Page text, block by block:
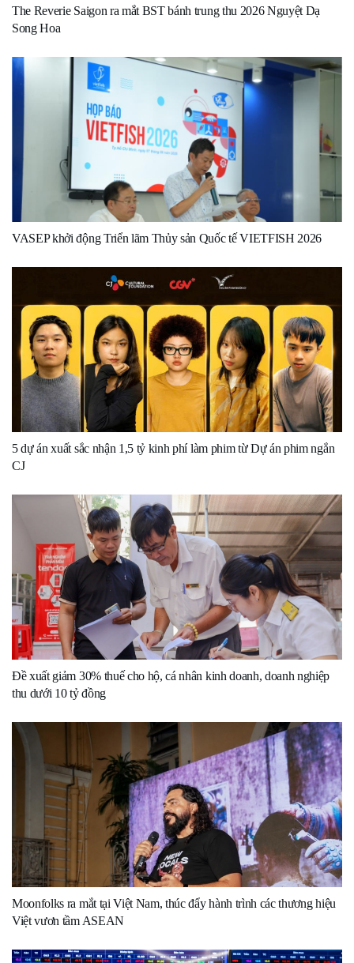
The Reverie Saigon ra mắt BST bánh trung thu 2026 Nguyệt Dạ
Song Hoa
VASEP khởi động Triển lãm Thủy sản Quốc tế VIETFISH 2026
5 dự án xuất sắc nhận 1,5 tỷ kinh phí làm phim từ Dự án phim ngắn
CJ
Đề xuất giảm 30% thuế cho hộ, cá nhân kinh doanh, doanh nghiệp
thu dưới 10 tỷ đồng
Moonfolks ra mắt tại Việt Nam, thúc đẩy hành trình các thương hiệu
Việt vươn tầm ASEAN